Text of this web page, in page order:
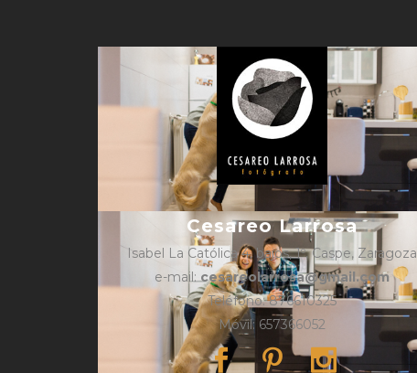
Cesareo Larrosa
Isabel La Católica 4, bajos, 1º, Caspe, Zaragoza
e-mail:cesareolarrosa@gmail.com
Teléfono: 876610325
Móvil: 657366052